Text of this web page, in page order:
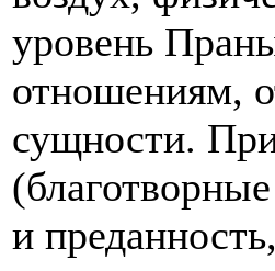
уровень
отношениям,
сущности.
и